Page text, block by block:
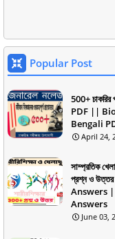
Popular Post
500+ চাকরির
PDF ||
Bengali
April 24,
সাম্প্রতিক
প্রশ্ন ও
Answers
Answers
June 03,